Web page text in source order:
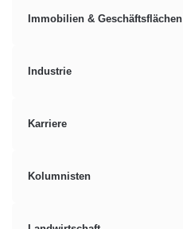
Immobilien & Geschäftsflächen
Industrie
Karriere
Kolumnisten